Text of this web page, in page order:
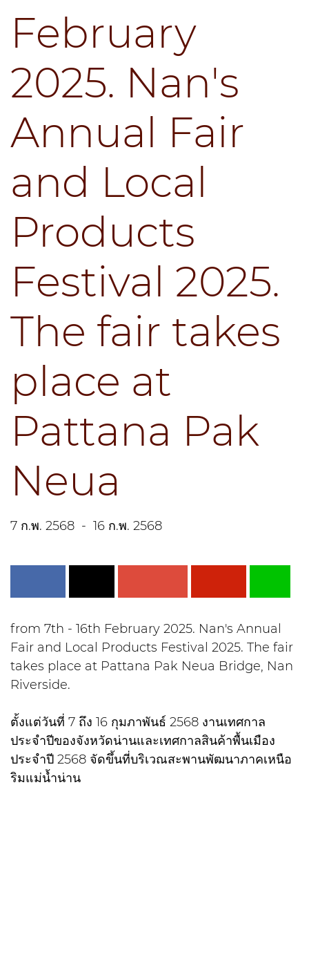
February
2025. Nan's
Annual Fair
and Local
Products
Festival 2025.
The fair takes
place at
Pattana Pak
Neua
7 ก.พ. 2568 - 16 ก.พ. 2568
from 7th - 16th February 2025. Nan's Annual
Fair and Local Products Festival 2025. The fair
takes place at Pattana Pak Neua Bridge, Nan
Riverside.
ตั้งแต่วันที่ 7 ถึง 16 กุมภาพันธ์ 2568 งานเทศกาล
ประจำปีของจังหวัดน่านและเทศกาลสินค้าพื้นเมือง
ประจำปี 2568 จัดขึ้นที่บริเวณสะพานพัฒนาภาคเหนือ
ริมแม่น้ำน่าน